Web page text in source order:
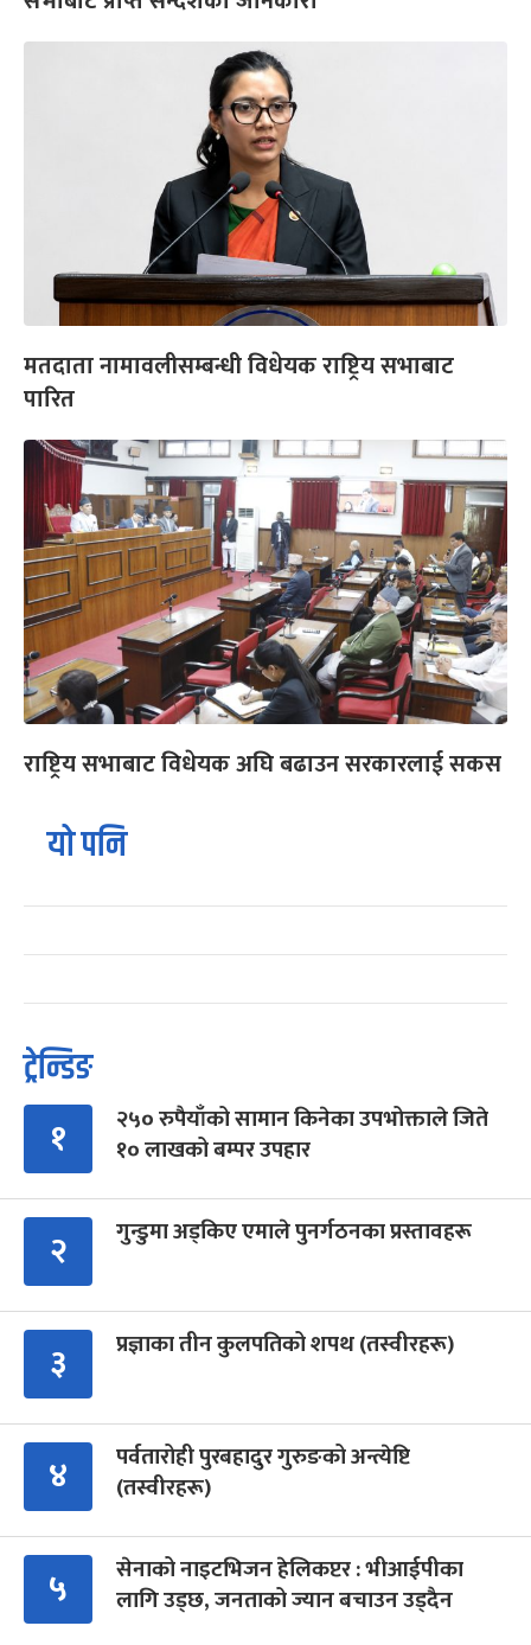
मतदाता नामावलीसम्बन्धी विधेयक राष्ट्रिय सभाबाट
पारित
राष्ट्रिय सभाबाट विधेयक अघि बढाउन सरकारलाई सकस
यो पनि
ट्रेन्डिङ
१
२५० रुपैयाँको सामान किनेका उपभोक्ताले जिते
१० लाखको बम्पर उपहार
२ गुन्डुमा अड्किए एमाले पुनर्गठनका प्रस्तावहरू
३ प्रज्ञाका तीन कुलपतिको शपथ (तस्वीरहरू)
४
पर्वतारोही पुरबहादुर गुरुङको अन्त्येष्टि
(तस्वीरहरू)
५
सेनाको नाइटभिजन हेलिकप्टर : भीआईपीका
लागि उड्छ, जनताको ज्यान बचाउन उड्दैन